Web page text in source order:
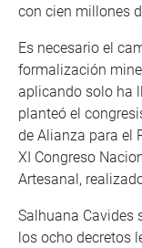
con cien millones
Es necesario el
formalización
aplicando solo ha
planteó el
de Alianza para el
XI Congreso
Artesanal,
Salhuana Cavides
los ocho decretos